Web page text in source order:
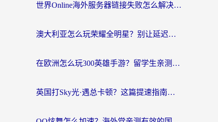
世界Online海外服务器链接失败怎么解决？告别卡顿延迟，海外玩国服游戏的正确打开方式
澳大利亚怎么玩荣耀全明星？别让延迟毁了你的连招！海外党专属加速攻略
在欧洲怎么玩300英雄手游？留学生亲测有效的国服游戏加速指南
英国打Sky光·遇总卡顿？这篇提速指南帮你找回治愈感